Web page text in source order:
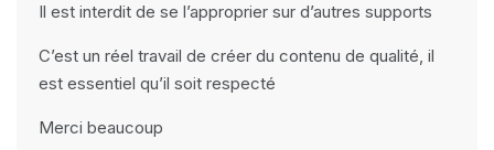
Il est interdit de se l’approprier sur d’autres supports
C’est un réel travail de créer du contenu de qualité, il
est essentiel qu’il soit respecté
Merci beaucoup